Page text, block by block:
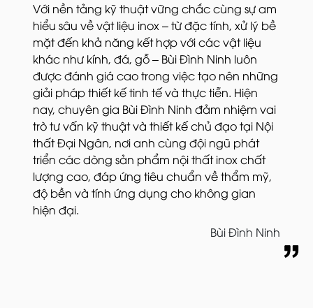
Với nền tảng kỹ thuật vững chắc cùng sự am
hiểu sâu về vật liệu inox – từ đặc tính, xử lý bề
mặt đến khả năng kết hợp với các vật liệu
khác như kính, đá, gỗ – Bùi Đình Ninh luôn
được đánh giá cao trong việc tạo nên những
giải pháp thiết kế tinh tế và thực tiễn. Hiện
nay, chuyên gia Bùi Đình Ninh đảm nhiệm vai
trò tư vấn kỹ thuật và thiết kế chủ đạo tại Nội
thất Đại Ngân, nơi anh cùng đội ngũ phát
triển các dòng sản phẩm nội thất inox chất
lượng cao, đáp ứng tiêu chuẩn về thẩm mỹ,
độ bền và tính ứng dụng cho không gian
hiện đại.
Bùi Đình Ninh